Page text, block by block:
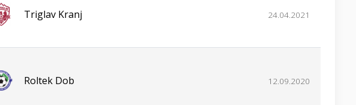
Triglav Kranj 24.04.2021
Roltek Dob 12.09.2020